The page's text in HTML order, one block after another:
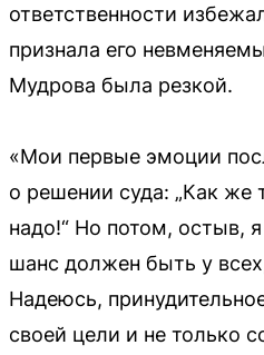
ответственности
признала его
Мудрова была резкой.
«Мои первые эмоции
о решении суда: „Как же
надо!“ Но потом, остыв,
шанс должен быть у
Надеюсь,
своей цели и не только